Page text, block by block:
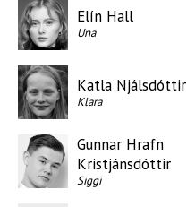
Elín Hall
Una
Katla Njálsdóttir
Klara
Gunnar Hrafn
Kristjánsdóttir
Siggi